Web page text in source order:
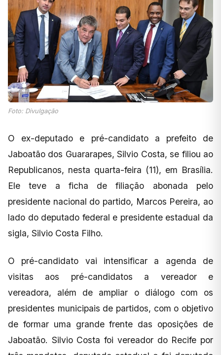
Foto: Divulgação
O ex-deputado e pré-candidato a prefeito de
Jaboatão dos Guararapes, Silvio Costa, se filiou ao
Republicanos, nesta quarta-feira (11), em Brasília.
Ele teve a ficha de filiação abonada pelo
presidente nacional do partido, Marcos Pereira, ao
lado do deputado federal e presidente estadual da
sigla, Silvio Costa Filho.
O pré-candidato vai intensificar a agenda de
visitas aos pré-candidatos a vereador e
vereadora, além de ampliar o diálogo com os
presidentes municipais de partidos, com o objetivo
de formar uma grande frente das oposições de
Jaboatão. Silvio Costa foi vereador do Recife por